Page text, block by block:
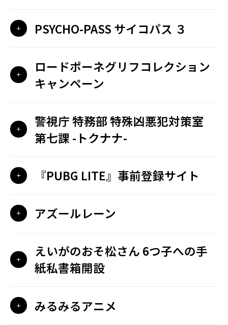
PSYCHO-PASS サイコパス ３
ロードポーネグリフコレクション
キャンペーン
警視庁 特務部 特殊凶悪犯対策室
第七課 -トクナナ-
『PUBG LITE』事前登録サイト
アズールレーン
えいがのおそ松さん 6つ子への手
紙私書箱開設
みるみるアニメ